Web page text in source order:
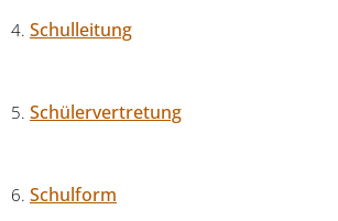
Schulleitung
Schülervertretung
Schulform